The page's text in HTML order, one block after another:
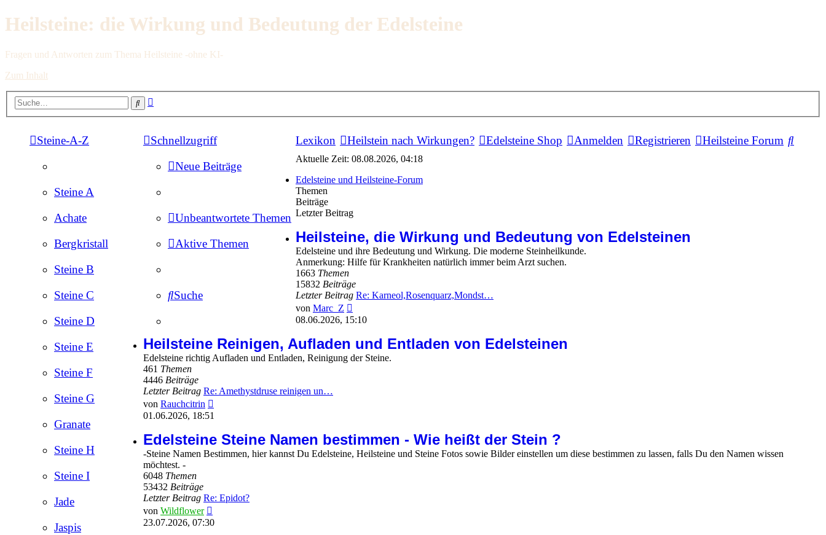
Heilsteine: die Wirkung und Bedeutung der Edelsteine
Fragen und Antworten zum Thema Heilsteine -ohne KI-
Zum Inhalt
Suche
Steine-A-Z
Steine A
Achate
Bergkristall
Steine B
Steine C
Steine D
Steine E
Steine F
Steine G
Granate
Steine H
Steine I
Jade
Jaspis
Schnellzugriff
Neue Beiträge
Unbeantwortete Themen
Aktive Themen
Suche
Lexikon Heilstein nach Wirkungen? Edelsteine Shop Anmelden Registrieren Heilsteine Forum
Aktuelle Zeit: 08.08.2026, 04:18
Edelsteine und Heilsteine-Forum
Themen
Beiträge
Letzter Beitrag
Heilsteine, die Wirkung und Bedeutung von Edelsteinen
Edelsteine und ihre Bedeutung und Wirkung. Die moderne Steinheilkunde.
Anmerkung: Hilfe für Krankheiten natürlich immer beim Arzt suchen.
1663 Themen
15832 Beiträge
Letzter Beitrag Re: Karneol,Rosenquarz,Mondst…
von Marc_Z
Beitrag
08.06.2026, 15:10
Heilsteine Reinigen, Aufladen und Entladen von Edelsteinen
Edelsteine richtig Aufladen und Entladen, Reinigung der Steine.
461 Themen
4446 Beiträge
Letzter Beitrag Re: Amethystdruse reinigen un…
von Rauchcitrin
01.06.2026, 18:51
Edelsteine Steine Namen bestimmen - Wie heißt der Stein ?
-Steine Namen Bestimmen, hier kannst Du Edelsteine, Heilsteine und Steine Fotos sowie Bilder einstellen um diese bestimmen zu lassen, falls Du den Namen wissen
möchtest. -
6048 Themen
53432 Beiträge
Letzter Beitrag Re: Epidot?
von Wildflower
Beitrag
23.07.2026, 07:30